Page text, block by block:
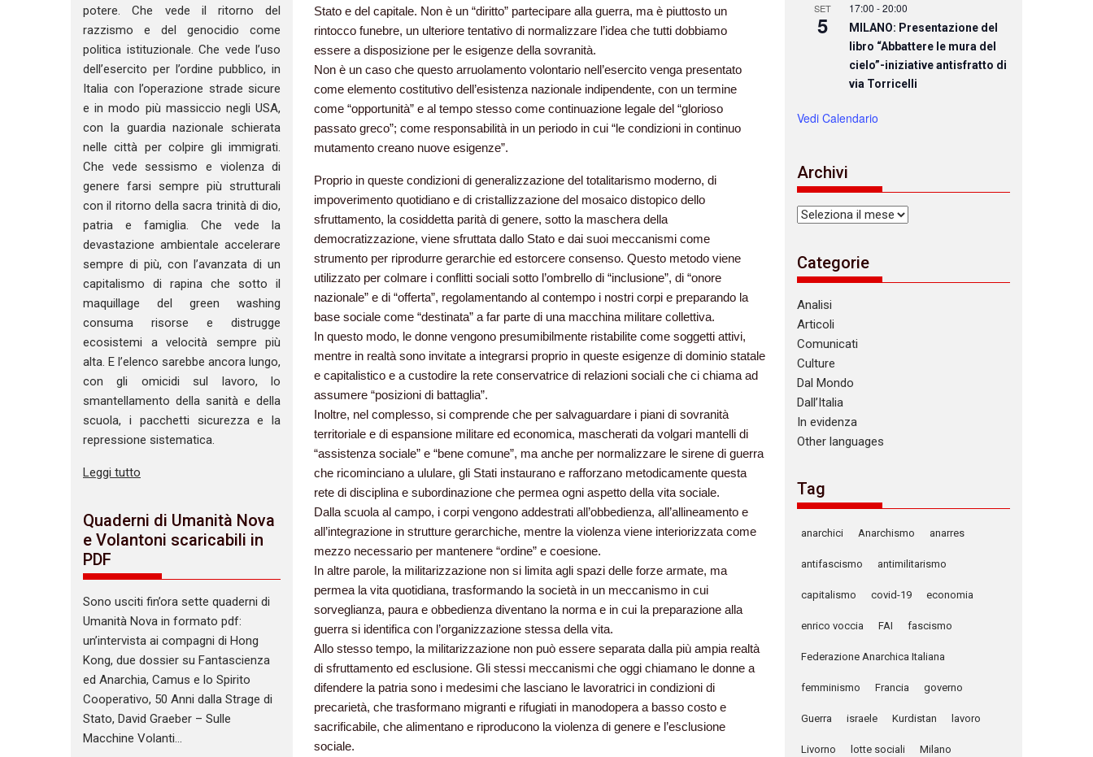
Stato e del capitale. Non è un “diritto” partecipare alla guerra, ma è piuttosto un
rintocco funebre, un ulteriore tentativo di normalizzare l’idea che tutti dobbiamo
essere a disposizione per le esigenze della sovranità.
Non è un caso che questo arruolamento volontario nell’esercito venga presentato
come elemento costitutivo dell’esistenza nazionale indipendente, con un termine
come “opportunità” e al tempo stesso come continuazione legale del “glorioso
passato greco”; come responsabilità in un periodo in cui “le condizioni in continuo
mutamento creano nuove esigenze”.
Proprio in queste condizioni di generalizzazione del totalitarismo moderno, di
impoverimento quotidiano e di cristallizzazione del mosaico distopico dello
sfruttamento, la cosiddetta parità di genere, sotto la maschera della
democratizzazione, viene sfruttata dallo Stato e dai suoi meccanismi come
strumento per riprodurre gerarchie ed estorcere consenso. Questo metodo viene
utilizzato per colmare i conflitti sociali sotto l’ombrello di “inclusione”, di “onore
nazionale” e di “offerta”, regolamentando al contempo i nostri corpi e preparando la
base sociale come “destinata” a far parte di una macchina militare collettiva.
In questo modo, le donne vengono presumibilmente ristabilite come soggetti attivi,
mentre in realtà sono invitate a integrarsi proprio in queste esigenze di dominio statale
e capitalistico e a custodire la rete conservatrice di relazioni sociali che ci chiama ad
assumere “posizioni di battaglia”.
Inoltre, nel complesso, si comprende che per salvaguardare i piani di sovranità
territoriale e di espansione militare ed economica, mascherati da volgari mantelli di
“assistenza sociale” e “bene comune”, ma anche per normalizzare le sirene di guerra
che ricominciano a ululare, gli Stati instaurano e rafforzano metodicamente questa
rete di disciplina e subordinazione che permea ogni aspetto della vita sociale.
Dalla scuola al campo, i corpi vengono addestrati all’obbedienza, all’allineamento e
all’integrazione in strutture gerarchiche, mentre la violenza viene interiorizzata come
mezzo necessario per mantenere “ordine” e coesione.
In altre parole, la militarizzazione non si limita agli spazi delle forze armate, ma
permea la vita quotidiana, trasformando la società in un meccanismo in cui
sorveglianza, paura e obbedienza diventano la norma e in cui la preparazione alla
guerra si identifica con l’organizzazione stessa della vita.
Allo stesso tempo, la militarizzazione non può essere separata dalla più ampia realtà
di sfruttamento ed esclusione. Gli stessi meccanismi che oggi chiamano le donne a
difendere la patria sono i medesimi che lasciano le lavoratrici in condizioni di
precarietà, che trasformano migranti e rifugiati in manodopera a basso costo e
sacrificabile, che alimentano e riproducono la violenza di genere e l’esclusione
sociale.
potere. Che vede il ritorno del
razzismo e del genocidio come
politica istituzionale. Che vede l’uso
dell’esercito per l’ordine pubblico, in
Italia con l’operazione strade sicure
e in modo più massiccio negli USA,
con la guardia nazionale schierata
nelle città per colpire gli immigrati.
Che vede sessismo e violenza di
genere farsi sempre più strutturali
con il ritorno della sacra trinità di dio,
patria e famiglia. Che vede la
devastazione ambientale accelerare
sempre di più, con l’avanzata di un
capitalismo di rapina che sotto il
maquillage del green washing
consuma risorse e distrugge
ecosistemi a velocità sempre più
alta. E l’elenco sarebbe ancora lungo,
con gli omicidi sul lavoro, lo
smantellamento della sanità e della
scuola, i pacchetti sicurezza e la
repressione sistematica.
Leggi tutto
Quaderni di Umanità Nova
e Volantoni scaricabili in
PDF
Sono usciti fin’ora sette quaderni di
Umanità Nova in formato pdf:
un’intervista ai compagni di Hong
Kong, due dossier su Fantascienza
ed Anarchia, Camus e lo Spirito
Cooperativo, 50 Anni dalla Strage di
Stato, David Graeber – Sulle
Macchine Volanti…
SET
5
17:00 -20:00
MILANO: Presentazione del
libro “Abbattere le mura del
cielo”-iniziative antisfratto di
via Torricelli
Vedi Calendario
Archivi
Archivi
Categorie
Analisi
Articoli
Comunicati
Culture
Dal Mondo
Dall’Italia
In evidenza
Other languages
Tag
anarchici Anarchismo anarres
antifascismo antimilitarismo
capitalismo covid-19 economia
enrico voccia FAI fascismo
Federazione Anarchica Italiana
femminismo Francia governo
Guerra israele Kurdistan lavoro
Livorno lotte sociali Milano